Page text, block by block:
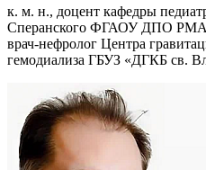
к. м. н., доцент кафедры
Сперанского ФГАОУ ДПО
врач-нефролог Центра
гемодиализа ГБУЗ «ДГКБ св.